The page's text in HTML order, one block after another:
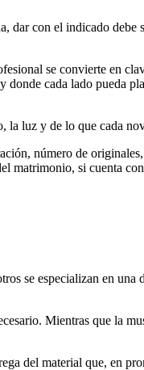
dar con el indicado debe
se convierte en
donde cada lado pueda
la luz y de lo que cada
número de
matrimonio, si cuenta
se especializan en una
Mientras que la
del material que, en